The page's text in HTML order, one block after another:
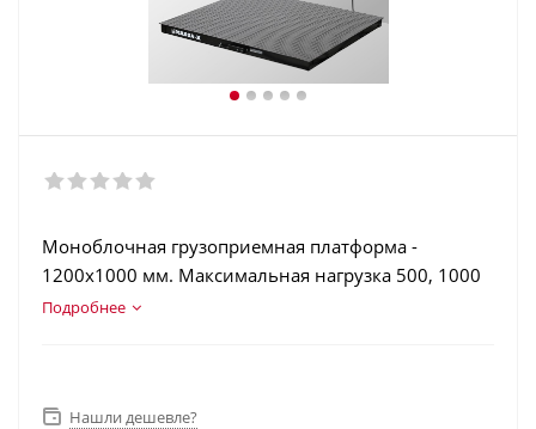
Моноблочная грузоприемная платформа -
1200х1000 мм. Максимальная нагрузка 500, 1000
и 1500 кг. Конструкционная сталь. Этикетки с шк
Подробнее
Нашли дешевле?